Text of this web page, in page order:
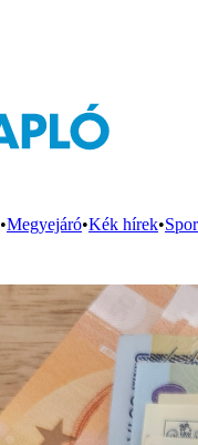
•Megyejáró•Kék hírek•